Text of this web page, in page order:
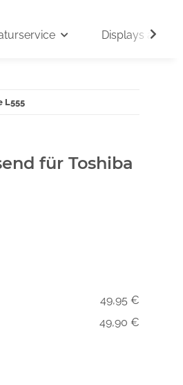
Displays auf
L555
für Toshiba
49,95 €
49,90 €